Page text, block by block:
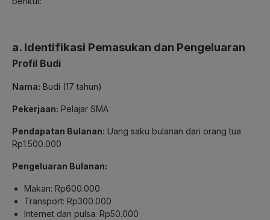
a. Identifikasi Pemasukan dan Pengeluaran
Profil Budi
Nama: Budi (17 tahun)
Pekerjaan: Pelajar SMA
Pendapatan Bulanan: Uang saku bulanan dari orang tua
Rp1.500.000
Pengeluaran Bulanan:
Makan: Rp600.000
Transport: Rp300.000
Internet dan pulsa: Rp50.000